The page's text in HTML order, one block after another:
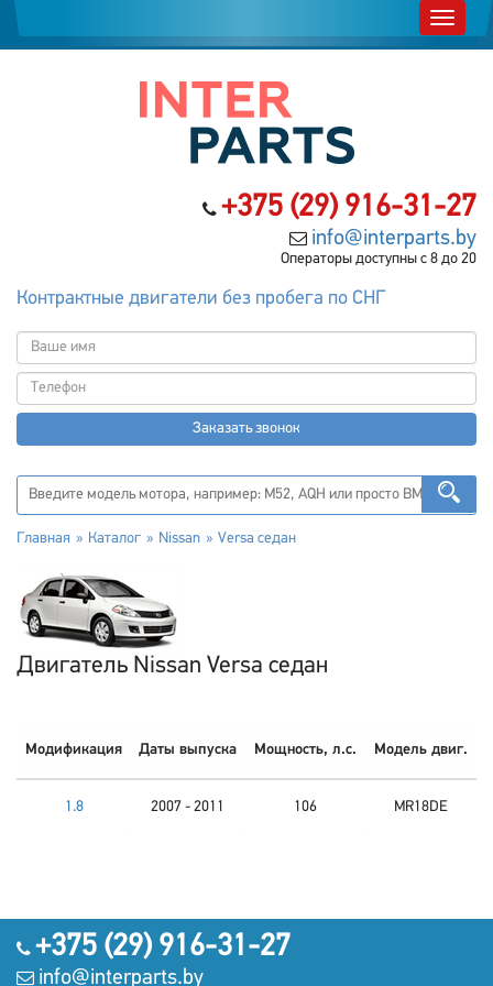
+375 (29) 916-31-27
info@interparts.by
Операторы доступны с 8 до 20
Контрактные двигатели без пробега по СНГ
Заказать звонок
Главная Каталог Nissan Versa седан
Двигатель Nissan Versa седан
Модификация Даты выпуска Мощность, л.с. Модель двиг.
1.8 2007 - 2011 106 MR18DE
+375 (29) 916-31-27
info@interparts.by